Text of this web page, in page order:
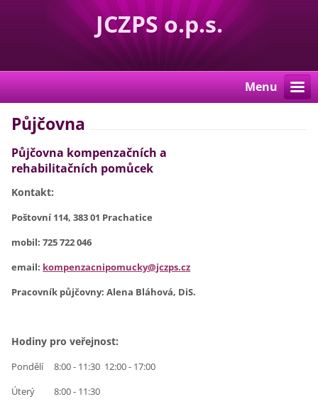
JCZPS o.p.s.
Menu
Půjčovna
Půjčovna kompenzačních a
rehabilitačních pomůcek
Kontakt:
Poštovní 114, 383 01 Prachatice
mobil: 725 722 046
email: kompenzacnipomucky@jczps.cz
Pracovník půjčovny: Alena Bláhová, DiS.
Hodiny pro veřejnost:
Pondělí 8:00 - 11:30 12:00 - 17:00
Úterý 8:00 - 11:30